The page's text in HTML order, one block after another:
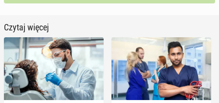
Czytaj więcej